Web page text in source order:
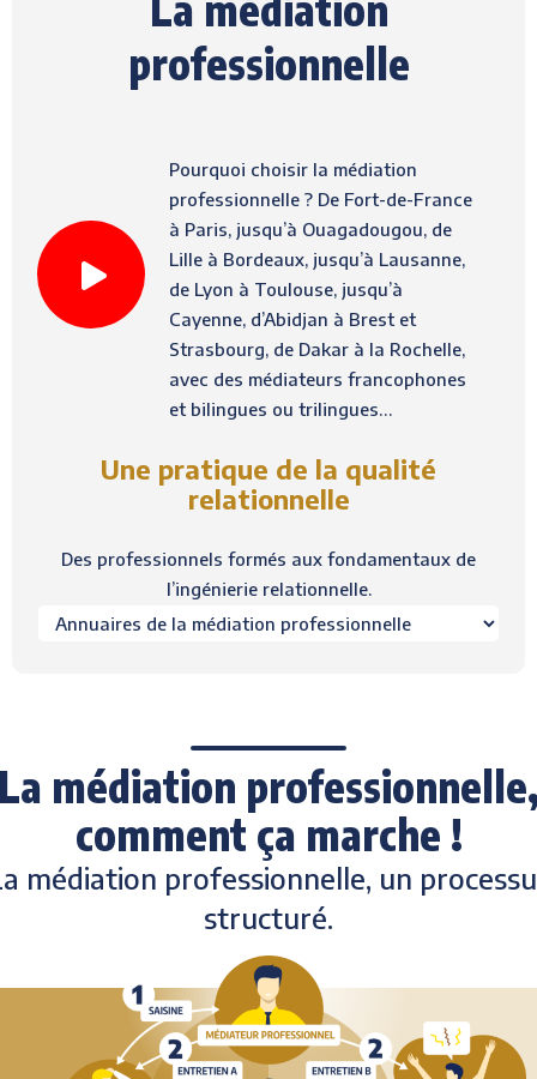
professionnelle
Pourquoi choisir la médiation
professionnelle ? De Fort-de-France
à Paris, jusqu’à Ouagadougou, de
Lille à Bordeaux, jusqu’à Lausanne,
de Lyon à Toulouse, jusqu’à
Cayenne, d’Abidjan à Brest et
Strasbourg, de Dakar à la Rochelle,
avec des médiateurs francophones
et bilingues ou trilingues…
Une pratique de la qualité
relationnelle
Des professionnels formés aux fondamentaux de
l’ingénierie relationnelle.
médiation
comment ça marche !
médiation professionnelle, un
structuré.